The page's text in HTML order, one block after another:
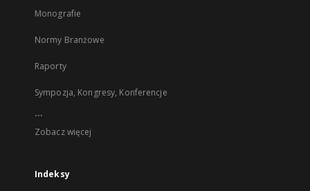
Monografie
Normy Branżowe
Raporty
Sympozja, Kongresy, Konferencje
...
Zobacz więcej
Indeksy